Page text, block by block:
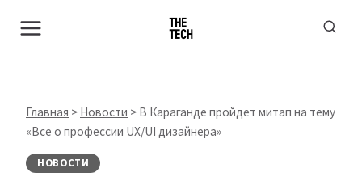
Главная > Новости > В Караганде пройдет митап на тему
«Все о профессии UX/UI дизайнера»
НОВОСТИ